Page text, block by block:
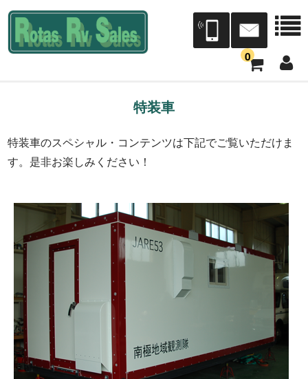
0
会社概要
店舗案内
本社三芳展示場/三芳工場
宮城営業所[Dr.RV仙台]（トレジャーアイランド）
Dr.RV東北（タック）
中部営業所[Dr.RV中部]
Dr.RV岐阜（福井自動車）
九州営業所[Dr.RV九州]（ホワイトトップ）
特装車
特装車のスペシャル・コンテンツは下記でご覧いただけま
す。是非お楽しみください！